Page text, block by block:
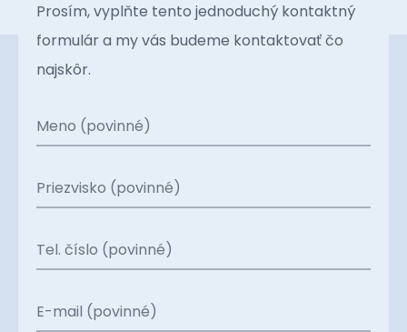
Prosím, vyplňte tento jednoduchý kontaktný
formulár a my vás budeme kontaktovať čo
najskôr.
Meno (povinné)
Priezvisko (povinné)
Tel. číslo (povinné)
E-mail (povinné)